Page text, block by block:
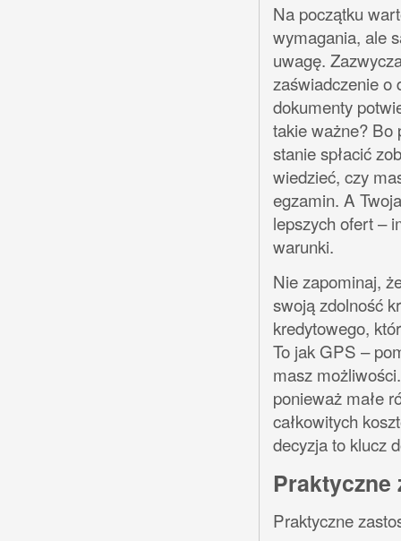
Na początku
wymagania, ale
uwagę.
zaświadczenie o
dokumenty
takie ważne? Bo
stanie spłacić
wiedzieć, czy
egzamin. A
lepszych ofert –
warunki.
Nie zapominaj,
swoją zdolność
kredytowego,
To jak GPS –
masz
ponieważ małe
całkowitych
decyzja to klucz
Praktyczne
Praktyczne